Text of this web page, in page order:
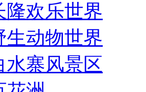
隆欢乐世界
生动物世界
水寨风景区